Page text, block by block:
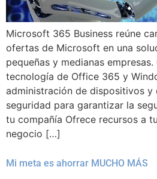
Microsoft 365 Business reúne
ofertas de Microsoft en una
pequeñas y medianas
tecnología de Office 365 y
administración de dispositivos y
seguridad para garantizar la
tu compañía Ofrece recursos a
negocio […]
Mi meta es ahorrar MUCHO MÁS